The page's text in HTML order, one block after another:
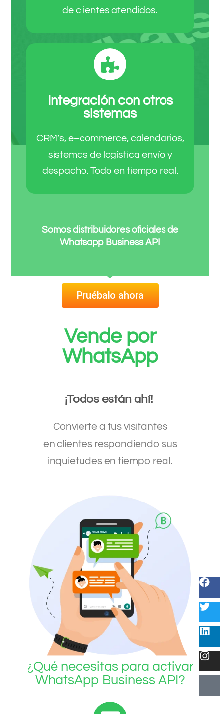
de clientes atendidos.
Integración con otros
sistemas
CRM’s, e–commerce, calendarios,
sistemas de logística envío y
despacho. Todo en tiempo real.
Somos distribuidores oficiales de
Whatsapp Business API
Pruébalo ahora
Vende por
WhatsApp
¡Todos están ahí!
Convierte a tus visitantes
en clientes respondiendo sus
inquietudes en tiempo real .
¿Qué necesitas para activar
WhatsApp Business API?